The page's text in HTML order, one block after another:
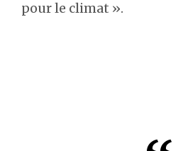
pour le climat ».